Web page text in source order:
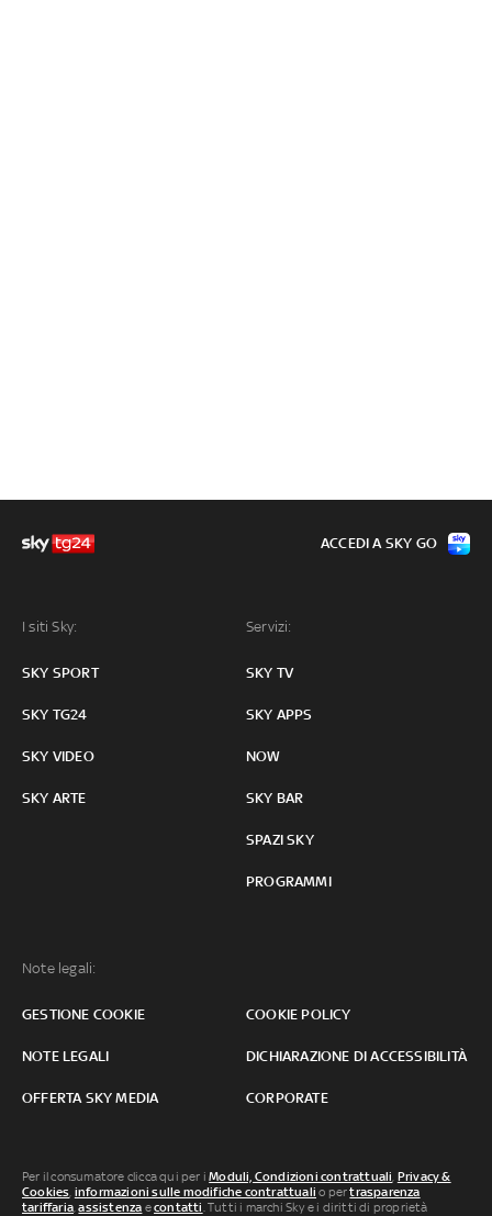
I siti Sky:
SKY SPORT
SKY TG24
SKY VIDEO
SKY ARTE
Servizi:
SKY TV
SKY APPS
NOW
SKY BAR
SPAZI SKY
PROGRAMMI
Note legali:
GESTIONE COOKIE COOKIE POLICY
NOTE LEGALI DICHIARAZIONE DI ACCESSIBILITÀ
OFFERTA SKY MEDIA CORPORATE
ACCEDI A SKY GO
Per il consumatore clicca qui per iModuli, Condizioni contrattuali, Privacy &
Cookies, informazioni sulle modifiche contrattuali o pertrasparenza
tariffaria,assistenza econtatti. Tutti i marchi Sky e i diritti di proprietà